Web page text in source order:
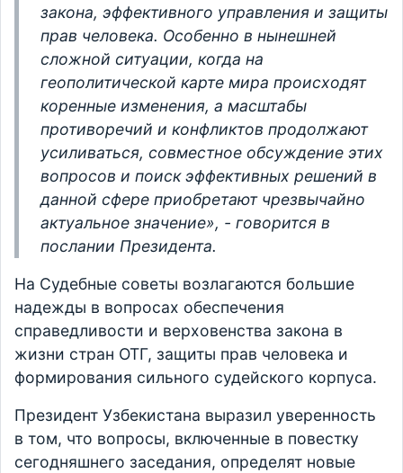
закона, эффективного управления и защиты
прав человека. Особенно в нынешней
сложной ситуации, когда на
геополитической карте мира происходят
коренные изменения, а масштабы
противоречий и конфликтов продолжают
усиливаться, совместное обсуждение этих
вопросов и поиск эффективных решений в
данной сфере приобретают чрезвычайно
актуальное значение», - говорится в
послании Президента.
На Судебные советы возлагаются большие
надежды в вопросах обеспечения
справедливости и верховенства закона в
жизни стран ОТГ, защиты прав человека и
формирования сильного судейского корпуса.
Президент Узбекистана выразил уверенность
в том, что вопросы, включенные в повестку
сегодняшнего заседания, определят новые